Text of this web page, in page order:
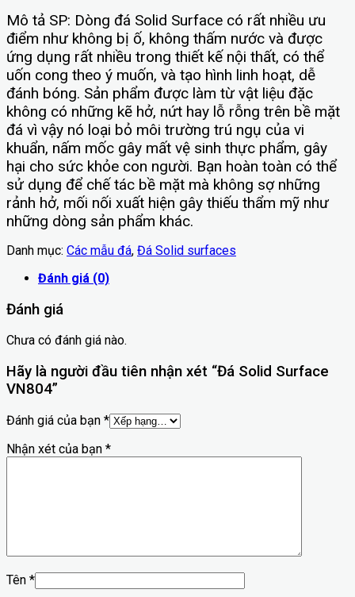
Mô tả SP: Dòng đá Solid Surface có rất nhiều ưu
điểm như không bị ố, không thấm nước và được
ứng dụng rất nhiều trong thiết kế nội thất, có thể
uốn cong theo ý muốn, và tạo hình linh hoạt, dễ
đánh bóng. Sản phẩm được làm từ vật liệu đặc
không có những kẽ hở, nứt hay lỗ rỗng trên bề mặt
đá vì vậy nó loại bỏ môi trường trú ngụ của vi
khuẩn, nấm mốc gây mất vệ sinh thực phẩm, gây
hại cho sức khỏe con người. Bạn hoàn toàn có thể
sử dụng để chế tác bề mặt mà không sợ những
rảnh hở, mối nối xuất hiện gây thiếu thẩm mỹ như
những dòng sản phẩm khác.
Danh mục: Các mẫu đá, Đá Solid surfaces
Đánh giá (0)
Đánh giá
Chưa có đánh giá nào.
Hãy là người đầu tiên nhận xét “Đá Solid Surface
VN804”
Đánh giá của bạn *
Nhận xét của bạn *
Tên *